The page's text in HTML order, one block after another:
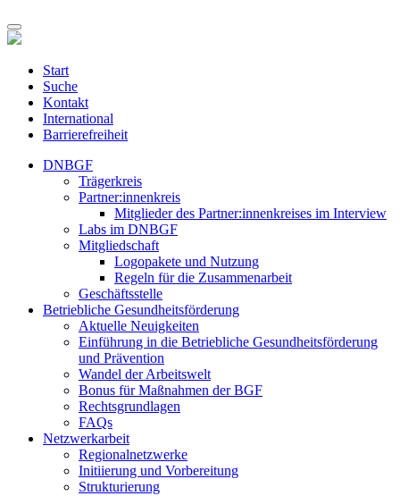
Start
Suche
Kontakt
International
Barrierefreiheit
DNBGF
Trägerkreis
Partner:innenkreis
Mitglieder des Partner:innenkreises im Interview
Labs im DNBGF
Mitgliedschaft
Logopakete und Nutzung
Regeln für die Zusammenarbeit
Geschäftsstelle
Betriebliche Gesundheitsförderung
Aktuelle Neuigkeiten
Einführung in die Betriebliche Gesundheitsförderung
und Prävention
Wandel der Arbeitswelt
Bonus für Maßnahmen der BGF
Rechtsgrundlagen
FAQs
Netzwerkarbeit
Regionalnetzwerke
Initiierung und Vorbereitung
Strukturierung